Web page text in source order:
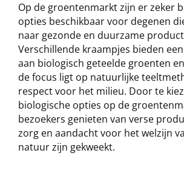
Op de groentenmarkt zijn er zeker
opties beschikbaar voor degenen
naar gezonde en duurzame
Verschillende kraampjes bieden
aan biologisch geteelde groenten
de focus ligt op natuurlijke
respect voor het milieu. Door te
biologische opties op de
bezoekers genieten van verse
zorg en aandacht voor het welzijn
natuur zijn gekweekt.